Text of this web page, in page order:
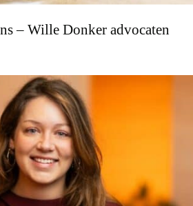
– Wille Donker advocaten